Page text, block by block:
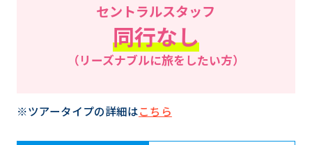
セントラルスタッフ
同行なし
（リーズナブルに旅をしたい方）
※ツアータイプの詳細はこちら